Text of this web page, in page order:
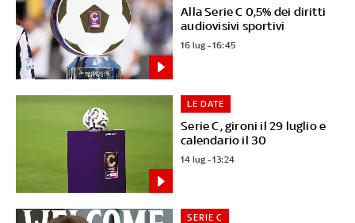
Alla Serie C 0,5% dei diritti
audiovisivi sportivi
16 lug - 16:45
Serie C, gironi il 29 luglio e
calendario il 30
LE DATE
14 lug - 13:24
SERIE C